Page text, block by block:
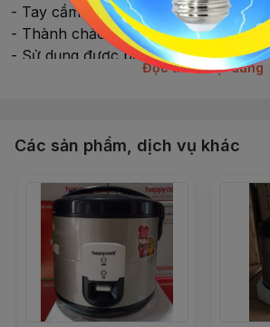
- Tay cầm bằng nhựa Bakelite chịu
- Thành chảo cao, hạn chế dầu mỡ
- Sử dụng được bếp điện từ
Đọc thêm nội dung
Các sản phẩm, dịch vụ khác